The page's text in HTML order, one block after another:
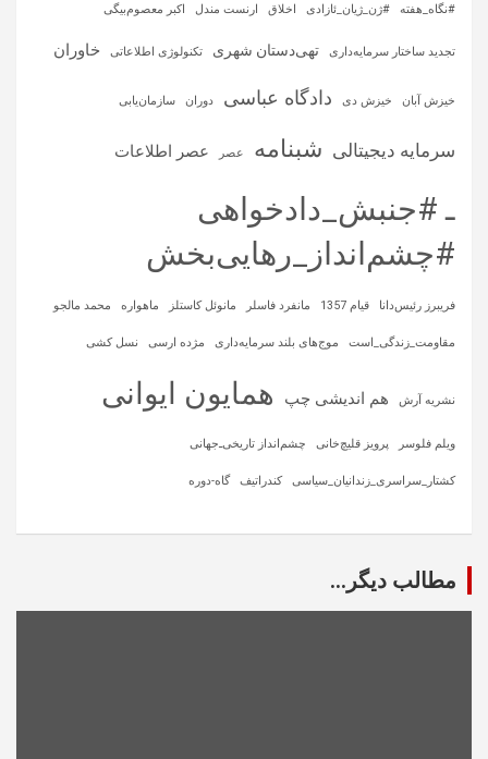
#نگاه_هفته #ژن_ژیان_ئازادی اخلاق ارنست مندل اکبر معصوم‌بیگی
تجدید ساختار سرمایه‌داری تهی‌دستان شهری تکنولوژی اطلاعاتی خاوران
خیزش آبان خیزش دی دادگاه عباسی دوران سازمان‌یابی
سرمایه‌ دیجیتالی شبنامه عصر عصر اطلاعات
ـ #جنبش_دادخواهی
#چشم‌انداز_رهایی‌بخش
فریبرز رئیس‌دانا قیام 1357 مانفرد فاسلر مانوئل کاستلز ماهواره‌ محمد مالجو
مقاومت_زندگی_است موج‌های بلند سرمایه‌داری مژده ارسی نسل کشی
نشریه آرش هم اندیشی چپ همایون ایوانی
ویلم فلوسر پرویز قلیچ‌خانی چشم‌انداز تاریخی‌ـ‌جهانی
کشتار_سراسری_زندانیان_سیاسی کندراتیف گاه-دوره
مطالب دیگر...